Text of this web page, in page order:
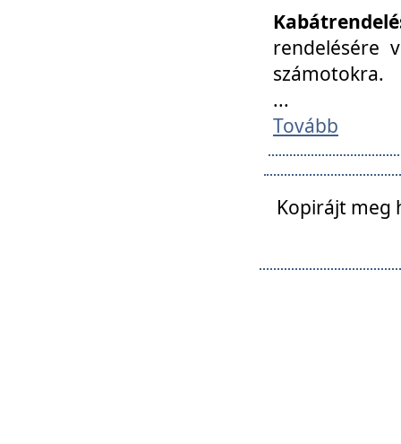
rendelésére
számotokra.
...
Tovább
Kopirájt meg